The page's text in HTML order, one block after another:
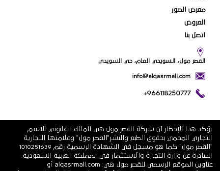
معرض الصور
العروض
اتصل بنا
القصر مول، السويدي العام، حي السويدي
info@alqasrmall.com
+966118250777
يؤكد هذا الإخطار أن شركة القصر مول هي المالك القانوني للاسم
التجاري المحمي بحقوق الطبع والنشر"القصر مول" وعلامتها التجارية
"القصر مول" كما هو مسجل في الشهادة الرسمية رقم 1010251639
الصادرة عن وزارة التجارة والاستثمار في المملكة العربية السعودية.
عناوين الموقع الرسمي للقصر مول هي: alqasrmall.com أو